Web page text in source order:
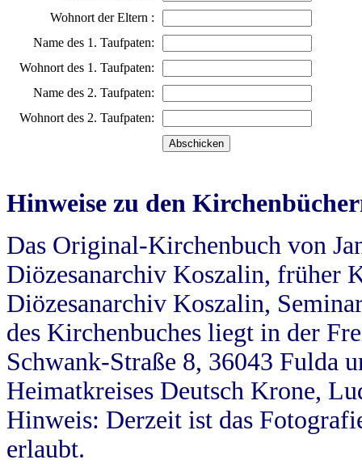
Wohnort der Eltern :
Name des 1. Taufpaten:
Wohnort des 1. Taufpaten:
Name des 2. Taufpaten:
Wohnort des 2. Taufpaten:
Hinweise zu den
Das Original-Kirchenbuch von
Diözesanarchiv Koszalin, früher
Diözesanarchiv Koszalin,
des Kirchenbuches liegt in der
Schwank-Straße 8, 36043 Fulda
Heimatkreises Deutsch Krone,
Hinweis: Derzeit ist das
erlaubt.